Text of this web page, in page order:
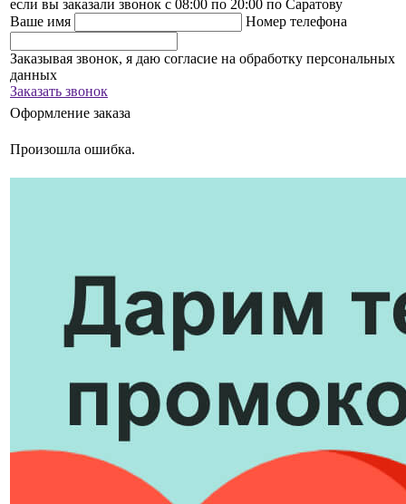
если вы заказали звонок с 08:00 по 20:00 по Саратову
Ваше имя
Номер телефона
Заказывая звонок, я даю согласие на обработку персональных
данных
Заказать звонок
Оформление заказа
Произошла ошибка.